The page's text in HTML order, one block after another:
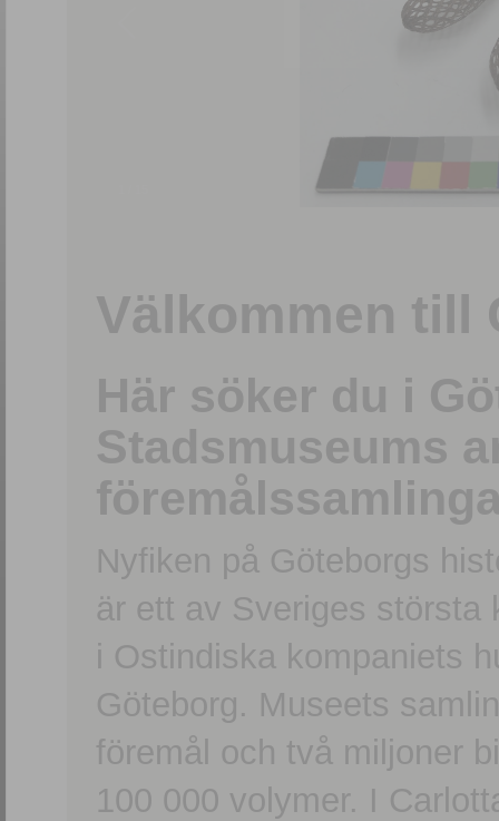
Välkommen till
Här söker du i
Stadsmuseums
Nyfiken på Göteborgs
är ett av Sveriges största
i Ostindiska kompaniets
Göteborg. Museets
föremål och två miljoner
100 000 volymer. I